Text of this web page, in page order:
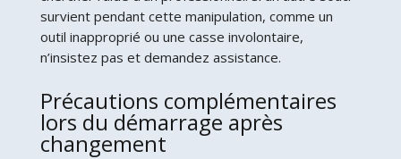
survient pendant cette manipulation, comme un
outil inapproprié ou une casse involontaire,
n’insistez pas et demandez assistance.
Précautions complémentaires
lors du démarrage après
changement